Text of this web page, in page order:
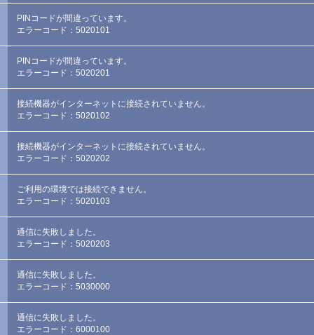
PINコードが間違っています。
エラーコード：5020101
PINコードが間違っています。
エラーコード：5020201
接続機器がインターネットに接続されていません。
エラーコード：5020102
接続機器がインターネットに接続されていません。
エラーコード：5020202
ご利用の環境では接続できません。
エラーコード：5020103
通信に失敗しました。
エラーコード：5020203
通信に失敗しました。
エラーコード：5030000
通信に失敗しました。
エラーコード：6000100